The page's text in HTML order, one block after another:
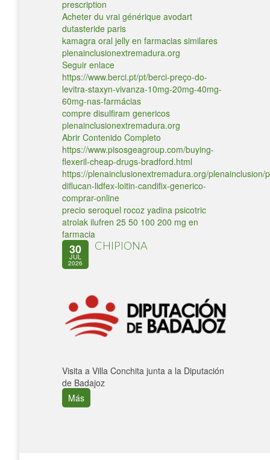
prescription
Acheter du vrai générique avodart
dutasteride paris
kamagra oral jelly en farmacias similares
plenainclusionextremadura.org
Seguir enlace
https://www.berci.pt/pt/berci-preço-do-
levitra-staxyn-vivanza-10mg-20mg-40mg-
60mg-nas-farmácias
compre disulfiram genericos
plenainclusionextremadura.org
Abrir Contenido Completo
https://www.pisosgeagroup.com/buying-
flexeril-cheap-drugs-bradford.html
https://plenainclusionextremadura.org/plenainclusion/
diflucan-lidfex-loitin-candifix-generico-
comprar-online
precio seroquel rocoz yadina psicotric
atrolak ilufren 25 50 100 200 mg en
farmacia
30
JUL
2026
CHIPIONA
Visita a Villa Conchita junta a la Diputación
de Badajoz
Más